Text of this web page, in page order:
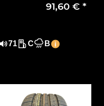
91,60 €*
71 C B